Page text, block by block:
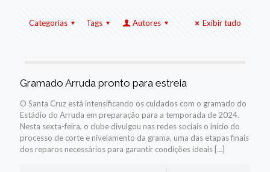
Categorias Tags Autores Exibir tudo
Gramado Arruda pronto para estreia
O Santa Cruz está intensificando os cuidados com o gramado do
Estádio do Arruda em preparação para a temporada de 2024.
Nesta sexta-feira, o clube divulgou nas redes sociais o início do
processo de corte e nivelamento da grama, uma das etapas finais
dos reparos necessários para garantir condições ideais […]